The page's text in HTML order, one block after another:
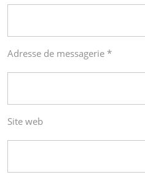
Adresse de messagerie *
Site web